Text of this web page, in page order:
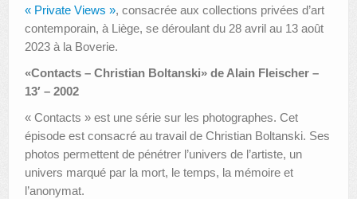
« Private Views », consacrée aux collections privées d’art
contemporain, à Liège, se déroulant du 28 avril au 13 août
2023 à la Boverie.
«Contacts – Christian Boltanski» de Alain Fleischer –
13′ – 2002
« Contacts » est une série sur les photographes. Cet
épisode est consacré au travail de Christian Boltanski. Ses
photos permettent de pénétrer l’univers de l’artiste, un
univers marqué par la mort, le temps, la mémoire et
l’anonymat.